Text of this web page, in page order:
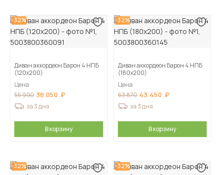
-32%
Диван аккордеон Барон 4 НПБ
(120х200)
Цена
55 990 38 050
за 3 дня
В корзину
-32%
Диван аккордеон Барон 4 НПБ
(180х200)
Цена
63 870 43 450
за 3 дня
В корзину
-32% -32%